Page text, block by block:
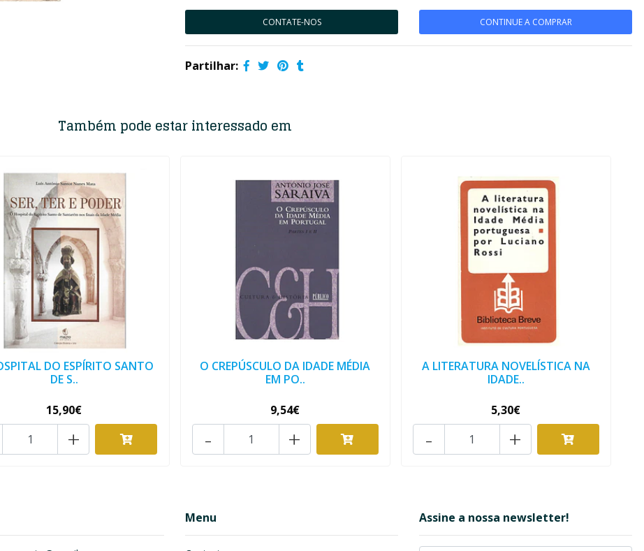
CONTATE-NOS CONTINUE A COMPRAR
Partilhar:
Também pode estar interessado em
DO ESPÍRITO SANTO
DE S..
15,90€
+
O CREPÚSCULO DA IDADE MÉDIA
EM PO..
9,54€
+
-
A LITERATURA NOVELÍSTICA NA
IDADE..
5,30€
+
-
Menu Assine a nossa newsletter!